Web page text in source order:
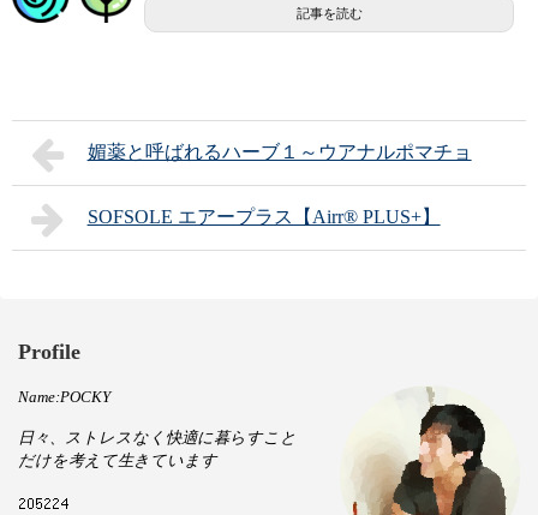
記事を読む
媚薬と呼ばれるハーブ１～ウアナルポマチョ
SOFSOLE エアープラス【Airr® PLUS+】
Profile
Name:POCKY
日々、ストレスなく快適に暮らすこと
だけを考えて生きています